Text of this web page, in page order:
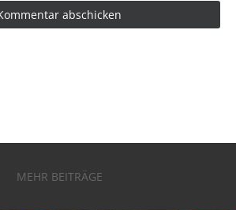
MEHR BEITRÄGE